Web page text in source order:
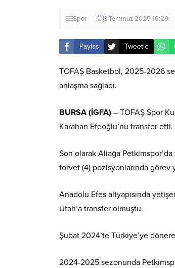
Spor 3 Temmuz 2025 16:29
Paylaş Tweetle
TOFAŞ Basketbol, 2025-2026
anlaşma sağladı.
BURSA (İGFA) – TOFAŞ Spor
Karahan Efeoğlu’nu transfer etti.
Son olarak Aliağa
forvet (4) pozisyonlarında görev
Anadolu Efes altyapısında
Utah’a transfer olmuştu.
Şubat 2024’te Türkiye’ye
2024-2025 sezonunda